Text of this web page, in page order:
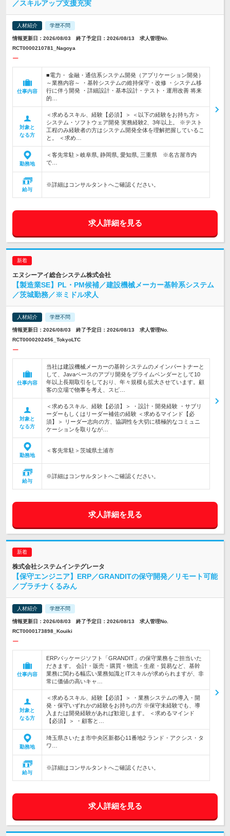
／スキルアップ支援充実
人材紹介 学歴不問
情報更新日：2026/08/03 終了予定日：2026/08/13 求人管理No.
RCT0000210781_Nagoya
ー
仕事内容
■電力・ 金融・通信系システム開発（アプリケーション開発）
～業務内容～ ・基幹システムの維持保守・改修 ・システム移
行に伴う開発 ・詳細設計・基本設計・テスト・運用改善 将来
的…
対象と
なる方
＜求めるスキル、経験【必須】＞ ＜以下の経験をお持ち方＞
システム・ソフトウェア開発 実務経験2、3年以上。 ※テスト
工程のみ経験者の方はシステム開発全体を理解把握しているこ
と。 ＜求め…
勤務地
＜客先常駐＞岐阜県, 静岡県, 愛知県, 三重県 ※名古屋市内
で…
給与
※詳細はコンサルタントへご確認ください。
求人詳細を見る
エヌシーアイ総合システム株式会社
【製造業SE】PL・PM候補／建設機械メーカー基幹系システム
／茨城勤務／※ミドル求人
人材紹介 学歴不問
情報更新日：2026/08/03 終了予定日：2026/08/13 求人管理No.
RCT0000202456_TokyoLTC
ー
仕事内容
当社は建設機械メーカーの基幹システムのメインパートナーと
して、Javaベースのアプリ開発をプライムベンダーとして10
年以上長期取引をしており、年々規模も拡大させています。顧
客の立場で物事を考え、スピ…
対象と
なる方
＜求めるスキル、経験【必須】＞ ・設計・開発経験 ・サブリ
ーダーもしくはリーダー補佐の経験 ＜求めるマインド【必
須】＞ リーダー志向の方、協調性を大切に積極的なコミュニ
ケーションを取りなが…
勤務地
＜客先常駐＞茨城県土浦市
給与
※詳細はコンサルタントへご確認ください。
求人詳細を見る
株式会社システムインテグレータ
【保守エンジニア】ERP／GRANDITの保守開発／リモート可能
／プラチナくるみん
人材紹介 学歴不問
情報更新日：2026/08/03 終了予定日：2026/08/13 求人管理No.
RCT0000173898_Kouiki
ー
仕事内容
ERPパッケージソフト「GRANDIT」の保守業務をご担当いた
だきます。 会計・販売・購買・物流・生産・貿易など、基幹
業務に関わる幅広い業務知識とITスキルが求められますが、非
常に価値の高いキャ…
対象と
なる方
＜求めるスキル、経験【必須】＞ ・業務システムの導入・開
発・保守いずれかの経験をお持ちの方 ※保守未経験でも、導
入または開発経験があれば歓迎します。 ＜求めるマインド
【必須】＞ ・顧客と…
勤務地
埼玉県さいたま市中央区新都心11番地2 ランド・アクシス・タ
ワ…
給与
※詳細はコンサルタントへご確認ください。
求人詳細を見る